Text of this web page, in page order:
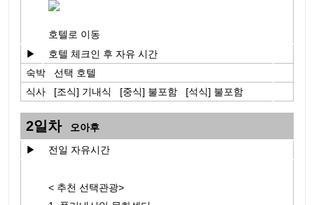
호텔로 이동
▶
호텔 체크인 후 자유 시간
숙박 선택 호텔
식사 [조식] 기내식 [중식] 불포함 [석식] 불포함
2일차오아후
▶
전일 자유시간
< 추천 선택관광>